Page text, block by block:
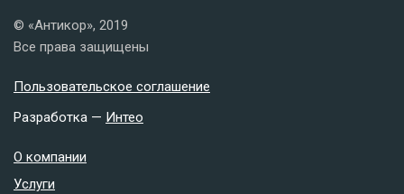
© «Антикор», 2019
Все права защищены
Пользовательское соглашение
Разработка — Интео
О компании
Услуги